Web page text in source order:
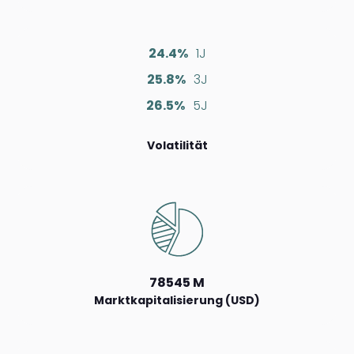
24.4% 1J
25.8% 3J
26.5% 5J
Volatilität
78545 M
Marktkapitalisierung (USD)